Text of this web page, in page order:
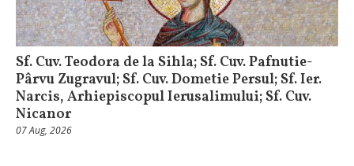
Sf. Cuv. Teodora de la Sihla; Sf. Cuv. Pafnutie-
Pârvu Zugravul; Sf. Cuv. Dometie Persul; Sf. Ier.
Narcis, Arhiepiscopul Ierusalimului; Sf. Cuv.
Nicanor
07 Aug, 2026